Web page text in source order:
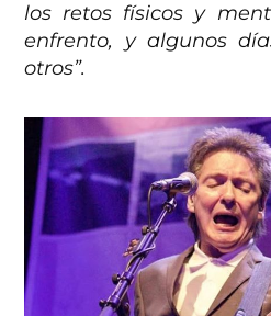
los retos físicos y
enfrento, y algunos
otros”.